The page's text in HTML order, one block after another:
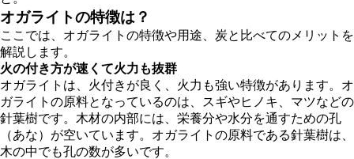
オガライトの特徴は？
ここでは、オガライトの特徴や用途、炭と比べてのメリットを
解説します。
火の付き方が速くて火力も抜群
オガライトは、火付きが良く、火力も強い特徴があります。オ
ガライトの原料となっているのは、スギやヒノキ、マツなどの
針葉樹です。木材の内部には、栄養分や水分を通すための孔
（あな）が空いています。オガライトの原料である針葉樹は、
木の中でも孔の数が多いです。